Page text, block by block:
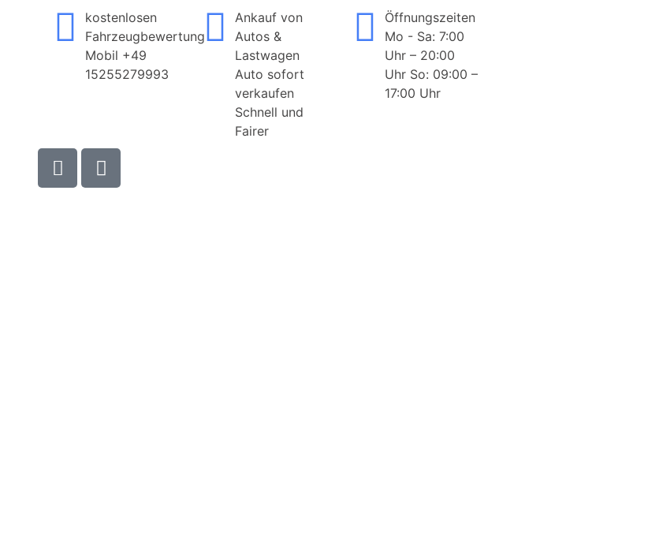
kostenlosen
Fahrzeugbewertung
Mobil +49
15255279993
Ankauf von
Autos &
Lastwagen
Auto sofort
verkaufen
Schnell und
Fairer
Öffnungszeiten
Mo - Sa: 7:00
Uhr – 20:00
Uhr So: 09:00 –
17:00 Uhr